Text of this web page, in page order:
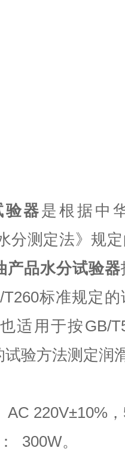
器是根据中
分测定法》规
产品水分试验器
T260标准规定
适用于按GB/
验方法测定润
220V±10% ，
300W。